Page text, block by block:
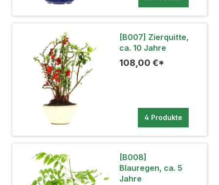
[B007] Zierquitte,
ca. 10 Jahre
108,00 €*
4 Produkte
[B008]
Blauregen, ca. 5
Jahre